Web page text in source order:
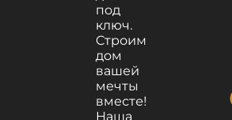
под
ключ.
Строим
дом
вашей
мечты
вместе!
Наша